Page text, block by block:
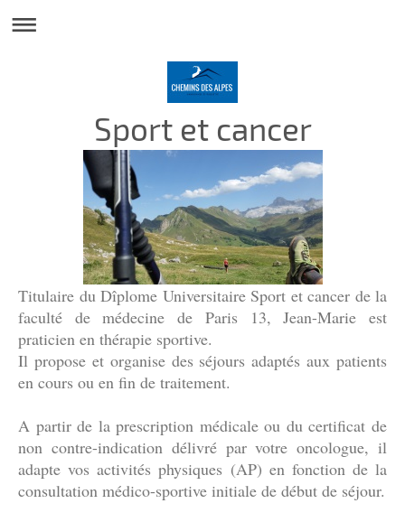
Sport et cancer
Titulaire du Dîplome Universitaire Sport et cancer de la
faculté de médecine de Paris 13, Jean-Marie est
praticien en thérapie sportive.
Il propose et organise des séjours adaptés aux patients
en cours ou en fin de traitement.
A partir de la prescription médicale ou du certificat de
non contre-indication délivré par votre oncologue, il
adapte vos activités physiques (AP) en fonction de la
consultation médico-sportive initiale de début de séjour.